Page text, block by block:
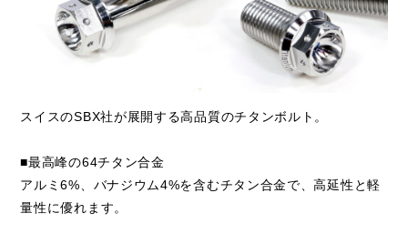
スイスのSBX社が展開する高品質のチタンボルト。
■最高峰の64チタン合金
アルミ6%、バナジウム4%を含むチタン合金で、高延性と軽
量性に優れます。